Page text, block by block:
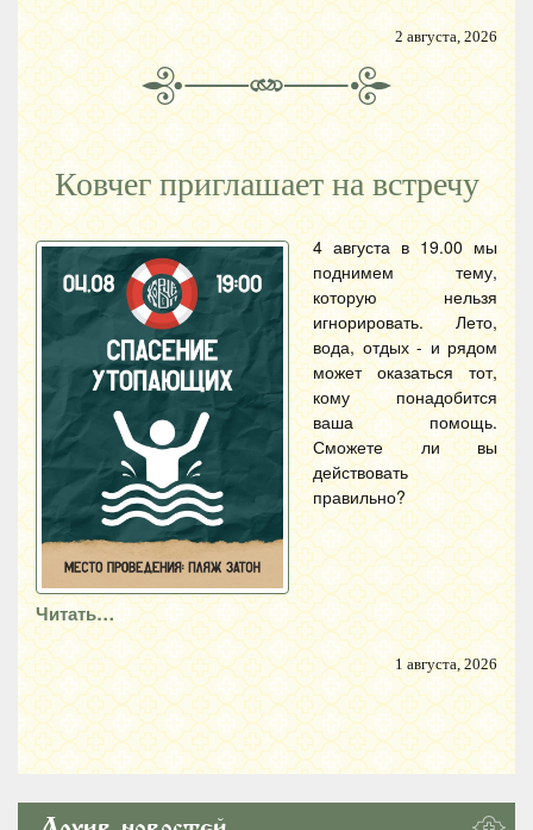
2 августа, 2026
Ковчег приглашает на встречу
4 августа в 19.00 мы
поднимем тему,
которую нельзя
игнорировать. Лето,
вода, отдых - и рядом
может оказаться тот,
кому понадобится
ваша помощь.
Сможете ли вы
действовать
правильно?
Читать…
1 августа, 2026